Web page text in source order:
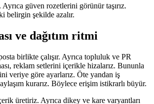
Ayrıca güven rozetlerini görünür taşırız.
belirgin şekilde azalır.
ve dağıtım ritmi
birlikte çalışır. Ayrıca topluluk ve PR
reklam setlerini içerikle hizalarız. Bununla
veriye göre ayarlarız. Öte yandan iş
kurarız. Böylece erişim istikrarlı büyür.
üretiriz. Ayrıca dikey ve kare varyantları